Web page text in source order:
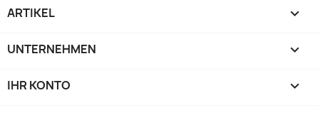
ARTIKEL 
UNTERNEHMEN 
IHR KONTO 